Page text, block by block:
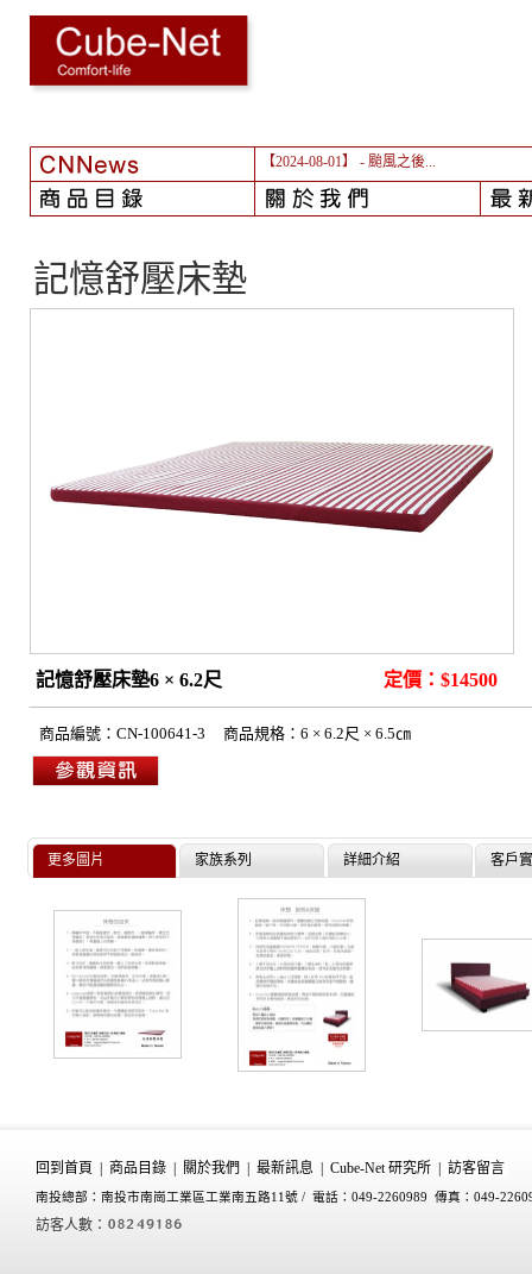
【2024-08-01】 - 颱風之後...
記憶舒壓床墊
記憶舒壓床墊6 × 6.2尺 定價：$14500
商品編號： CN-100641-3 商品規格： 6 × 6.2尺 × 6.5㎝
更多圖片 家族系列 詳細介紹 客戶
回到首頁 商品目錄 關於我們 最新訊息 Cube-Net 研究所 訪客留言
南投總部：南投市南崗工業區工業南五路11號 / 電話：049-2260989 傳真：049-
訪客人數：